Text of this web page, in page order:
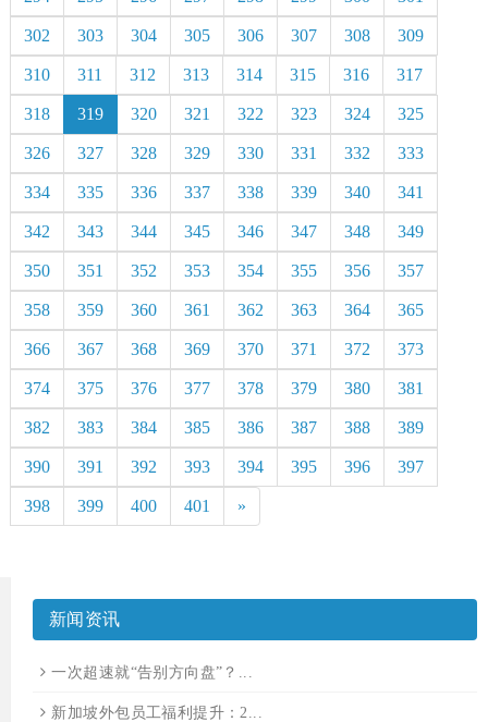
302 303 304 305 306 307 308 309
310 311 312 313 314 315 316 317
318 319 320 321 322 323 324 325
326 327 328 329 330 331 332 333
334 335 336 337 338 339 340 341
342 343 344 345 346 347 348 349
350 351 352 353 354 355 356 357
358 359 360 361 362 363 364 365
366 367 368 369 370 371 372 373
374 375 376 377 378 379 380 381
382 383 384 385 386 387 388 389
390 391 392 393 394 395 396 397
398 399 400 401 »
新闻资讯
一次超速就“告别方向盘”？...
新加坡外包员工福利提升：2...